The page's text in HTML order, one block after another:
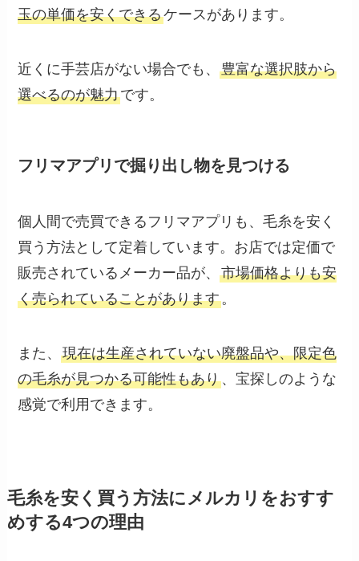
玉の単価を安くできるケースがあります。
近くに手芸店がない場合でも、豊富な選択肢から
選べるのが魅力です。
フリマアプリで掘り出し物を見つける
個人間で売買できるフリマアプリも、毛糸を安く
買う方法として定着しています。お店では定価で
販売されているメーカー品が、市場価格よりも安
く売られていることがあります。
また、現在は生産されていない廃盤品や、限定色
の毛糸が見つかる可能性もあり、宝探しのような
感覚で利用できます。
毛糸を安く買う方法にメルカリをおすす
めする4つの理由